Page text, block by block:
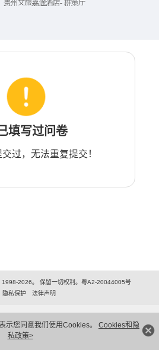
示您同意我们使用Cookies。 Cookies和隐
私政策>
填写过问卷
过，无法重复提交！
2026。 保留一切权利。粤A2-20044005号
隐私保护
法律声明